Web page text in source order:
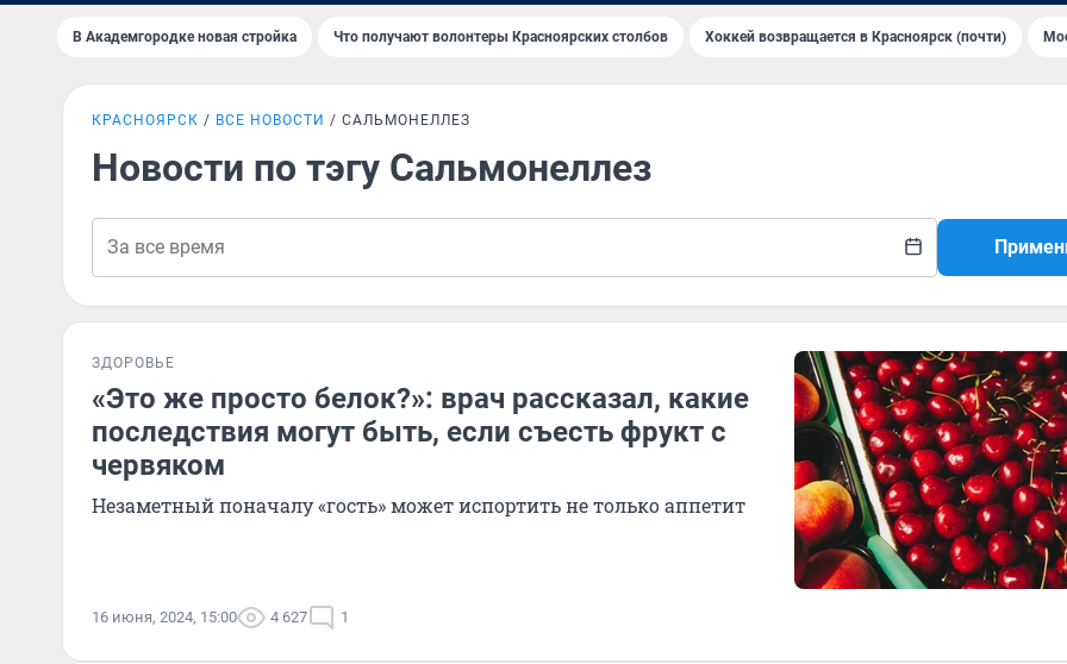
В Академгородке новая стройка Что получают волонтеры Красноярских столбов Хоккей возвращается в Красноярск (почти)
КРАСНОЯРСК ВСЕ НОВОСТИ САЛЬМОНЕЛЛЕЗ
Новости по тэгу Сальмонеллез
ЗДОРОВЬЕ
«Это же просто белок?»: врач рассказал, какие
последствия могут быть, если съесть фрукт с
червяком
Незаметный поначалу «гость» может испортить не только аппетит
16 июня, 2024, 15:00 4 627 1